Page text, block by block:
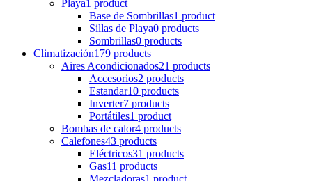
Playa1 product
Base de Sombrillas1 product
Sillas de Playa0 products
Sombrillas0 products
Climatización179 products
Aires Acondicionados21 products
Accesorios2 products
Estandar10 products
Inverter7 products
Portátiles1 product
Bombas de calor4 products
Calefones43 products
Eléctricos31 products
Gas11 products
Mezcladoras1 product